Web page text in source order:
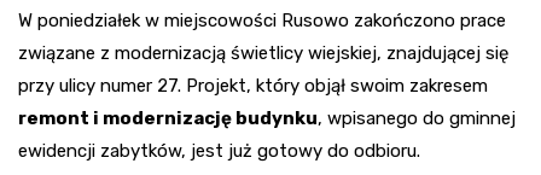
W poniedziałek w miejscowości Rusowo zakończono prace
związane z modernizacją świetlicy wiejskiej, znajdującej się
przy ulicy numer 27. Projekt, który objął swoim zakresem
remont i modernizację budynku, wpisanego do gminnej
ewidencji zabytków, jest już gotowy do odbioru.